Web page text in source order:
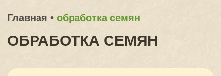
Главная • обработка семян
ОБРАБОТКА СЕМЯН